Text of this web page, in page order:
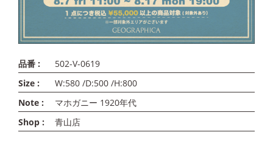
品番 :
502-V-0619
Size :
W:580 /D:500 /H:800
Note :
マホガニー 1920年代
Shop :
青山店